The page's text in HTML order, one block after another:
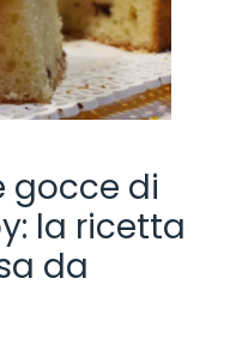
gocce di
la ricetta
da